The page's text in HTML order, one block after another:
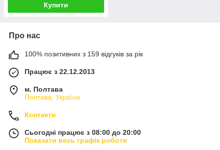
Купити
Про нас
100% позитивних з 159 відгуків за рік
Працює з 22.12.2013
м. Полтава
Полтава, Україна
Контакти
Сьогодні працює з 08:00 до 20:00
Показати весь графік роботи